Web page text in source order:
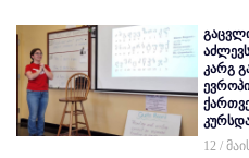
კარგ
12 /